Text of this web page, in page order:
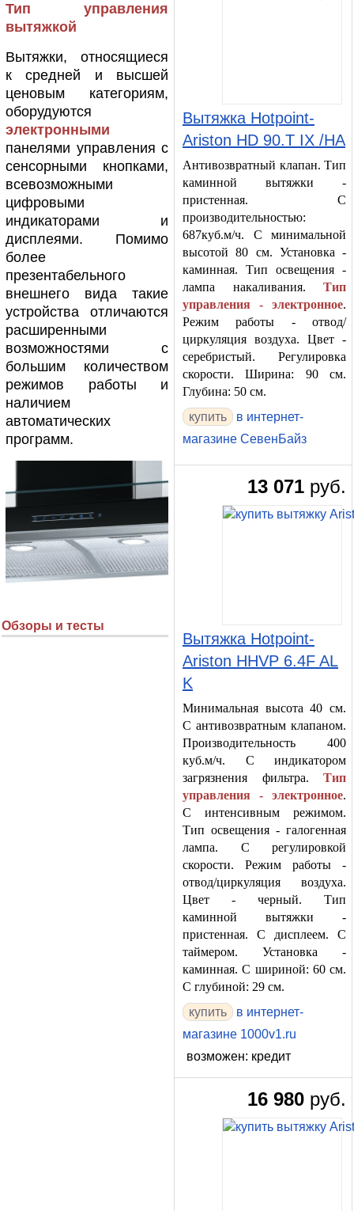
Тип управления
вытяжкой
Вытяжки, относящиеся
к средней и высшей
ценовым категориям,
оборудуются
электронными
панелями управления с
сенсорными кнопками,
всевозможными
цифровыми
индикаторами и
дисплеями. Помимо
более
презентабельного
внешнего вида такие
устройства отличаются
расширенными
возможностями с
большим количеством
режимов работы и
наличием
автоматических
программ.
Обзоры и тесты
Вытяжка Hotpoint-
Ariston HD 90.T IX /HA
Антивозвратный клапан. Тип
каминной вытяжки -
пристенная. С
производительностью:
687куб.м/ч. С минимальной
высотой 80 см. Установка -
каминная. Тип освещения -
лампа накаливания. Тип
управления - электронное.
Режим работы - отвод/
циркуляция воздуха. Цвет -
серебристый. Регулировка
скорости. Ширина: 90 см.
Глубина: 50 см.
в интернет-
магазине СевенБайз
13 071 руб.
Вытяжка Hotpoint-
Ariston HHVP 6.4F AL
K
Минимальная высота 40 см.
С антивозвратным клапаном.
Производительность 400
куб.м/ч. С индикатором
загрязнения фильтра. Тип
управления - электронное.
С интенсивным режимом.
Тип освещения - галогенная
лампа. С регулировкой
скорости. Режим работы -
отвод/циркуляция воздуха.
Цвет - черный. Тип
каминной вытяжки -
пристенная. С дисплеем. С
таймером. Установка -
каминная. С шириной: 60 см.
С глубиной: 29 см.
в интернет-
магазине 1000v1.ru
возможен: кредит
16 980 руб.